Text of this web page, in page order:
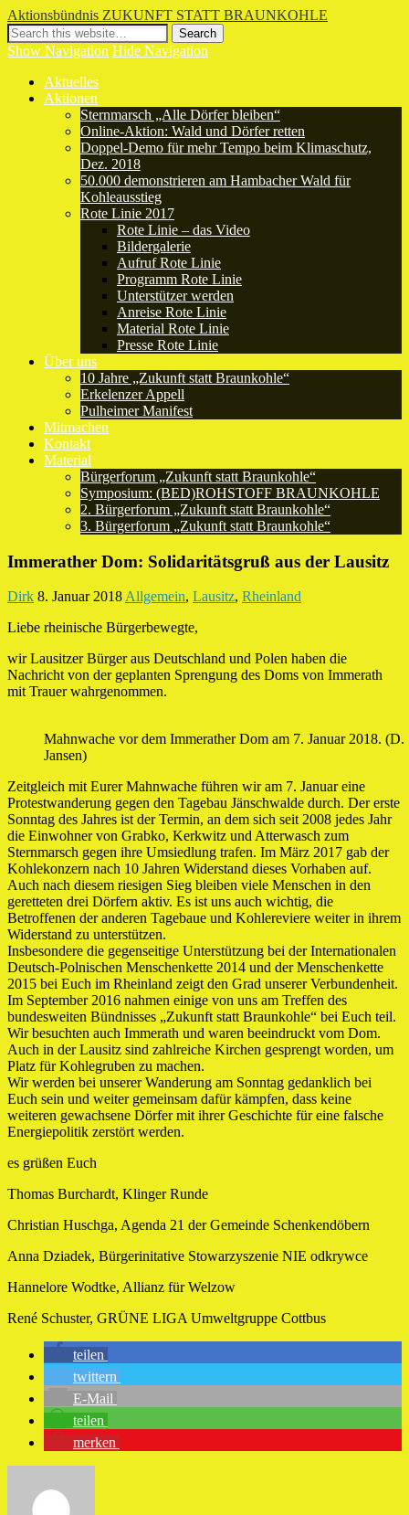
Aktionsbündnis ZUKUNFT STATT BRAUNKOHLE
Show Navigation Hide Navigation
Aktuelles
Aktionen
Sternmarsch „Alle Dörfer bleiben“
Online-Aktion: Wald und Dörfer retten
Doppel-Demo für mehr Tempo beim Klimaschutz,
Dez. 2018
50.000 demonstrieren am Hambacher Wald für
Kohleausstieg
Rote Linie 2017
Rote Linie – das Video
Bildergalerie
Aufruf Rote Linie
Programm Rote Linie
Unterstützer werden
Anreise Rote Linie
Material Rote Linie
Presse Rote Linie
Über uns
10 Jahre „Zukunft statt Braunkohle“
Erkelenzer Appell
Pulheimer Manifest
Mitmachen
Kontakt
Material
Bürgerforum „Zukunft statt Braunkohle“
Symposium: (BED)ROHSTOFF BRAUNKOHLE
2. Bürgerforum „Zukunft statt Braunkohle“
3. Bürgerforum „Zukunft statt Braunkohle“
Immerather Dom: Solidaritätsgruß aus der Lausitz
Dirk 8. Januar 2018Allgemein, Lausitz, Rheinland
Liebe rheinische Bürgerbewegte,
wir Lausitzer Bürger aus Deutschland und Polen haben die
Nachricht von der geplanten Sprengung des Doms von Immerath
mit Trauer wahrgenommen.
Mahnwache vor dem Immerather Dom am 7. Januar 2018. (D.
Jansen)
Zeitgleich mit Eurer Mahnwache führen wir am 7. Januar eine
Protestwanderung gegen den Tagebau Jänschwalde durch. Der erste
Sonntag des Jahres ist der Termin, an dem sich seit 2008 jedes Jahr
die Einwohner von Grabko, Kerkwitz und Atterwasch zum
Sternmarsch gegen ihre Umsiedlung trafen. Im März 2017 gab der
Kohlekonzern nach 10 Jahren Widerstand dieses Vorhaben auf.
Auch nach diesem riesigen Sieg bleiben viele Menschen in den
geretteten drei Dörfern aktiv. Es ist uns auch wichtig, die
Betroffenen der anderen Tagebaue und Kohlereviere weiter in ihrem
Widerstand zu unterstützen.
Insbesondere die gegenseitige Unterstützung bei der Internationalen
Deutsch-Polnischen Menschenkette 2014 und der Menschenkette
2015 bei Euch im Rheinland zeigt den Grad unserer Verbundenheit.
Im September 2016 nahmen einige von uns am Treffen des
bundesweiten Bündnisses „Zukunft statt Braunkohle“ bei Euch teil.
Wir besuchten auch Immerath und waren beeindruckt vom Dom.
Auch in der Lausitz sind zahlreiche Kirchen gesprengt worden, um
Platz für Kohlegruben zu machen.
Wir werden bei unserer Wanderung am Sonntag gedanklich bei
Euch sein und weiter gemeinsam dafür kämpfen, dass keine
weiteren gewachsene Dörfer mit ihrer Geschichte für eine falsche
Energiepolitik zerstört werden.
es grüßen Euch
Thomas Burchardt, Klinger Runde
Christian Huschga, Agenda 21 der Gemeinde Schenkendöbern
Anna Dziadek, Bürgerinitative Stowarzyszenie NIE odkrywce
Hannelore Wodtke, Allianz für Welzow
René Schuster, GRÜNE LIGA Umweltgruppe Cottbus
teilen
twittern
E-Mail
teilen
merken